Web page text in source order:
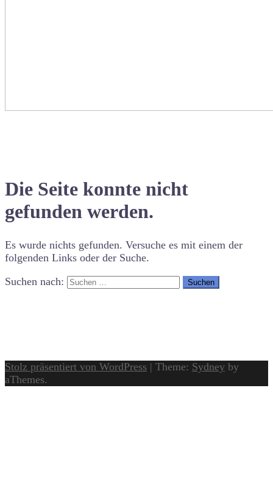
Die Seite konnte nicht
gefunden werden.
Es wurde nichts gefunden. Versuche es mit einem der
folgenden Links oder der Suche.
Suchen nach:
Stolz präsentiert von WordPress | Theme: Sydney by
aThemes.